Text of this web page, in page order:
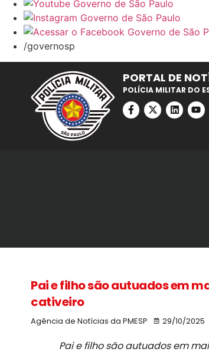
/governosp
PORTAL DE
POLÍCIA MILITAR DO
Pai e filho são autuados em
cativeiro
Agência de Notícias da PMESP 29/10/2025
Pai e filho são autuados em